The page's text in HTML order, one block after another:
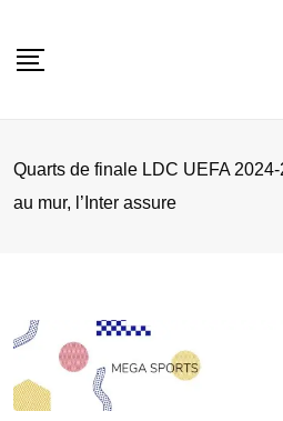
Quarts de finale LDC UEFA
au mur, l’Inter assure